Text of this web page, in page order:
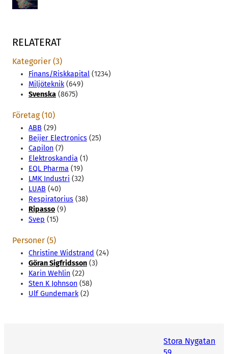
RELATERAT
Kategorier (3)
Finans/Riskkapital (1234)
Miljöteknik(649)
Svenska (8675)
Företag (10)
ABB (29)
Beijer Electronics (25)
Capilon (7)
Elektroskandia (1)
EQL Pharma (19)
LMK Industri (32)
LUAB (40)
Respiratorius (38)
Ripasso (9)
Svep (15)
Personer (5)
Christine Widstrand (24)
Göran Sigfridsson (3)
Karin Wehlin (22)
Sten K Johnson (58)
Ulf Gundemark(2)
Stora Nygatan